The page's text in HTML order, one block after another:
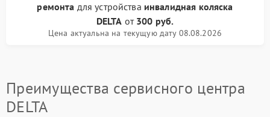
ремонта для устройства инвалидная коляска
DELTA от 300 руб.
Цена актуальна на текущую дату 08.08.2026
Преимущества сервисного центра
DELTA